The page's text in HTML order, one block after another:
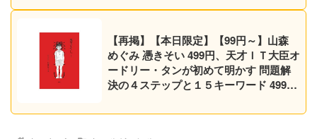
【再掲】【本日限定】【99円～】山森
めぐみ 憑きそい 499円、天才ＩＴ大臣オ
ードリー・タンが初めて明かす 問題解
決の４ステップと１５キーワード 499円